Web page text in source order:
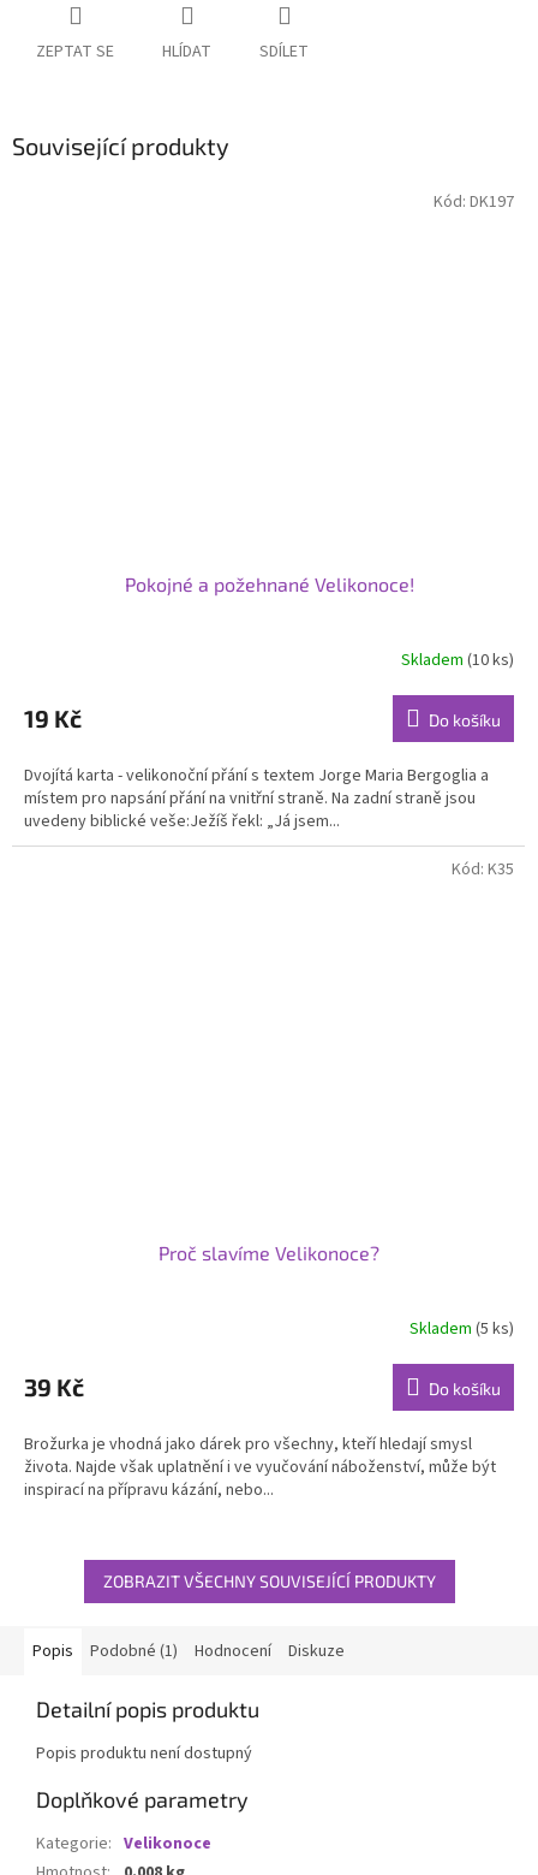
ZEPTAT SE HLÍDAT SDÍLET
Související produkty
Pokojné a požehnané Velikonoce!
produktu
je
z
5
hvězdiček.
Skladem(10 ks)
19 Kč Do košíku
Dvojítá karta - velikonoční přání s textem Jorge Maria Bergoglia a
místem pro napsání přání na vnitřní straně. Na zadní straně jsou
uvedeny biblické veše:Ježíš řekl: „Já jsem...
Kód: DK197
Proč slavíme Velikonoce?
produktu
je
z
5
hvězdiček.
Skladem(5 ks)
39 Kč Do košíku
Brožurka je vhodná jako dárek pro všechny, kteří hledají smysl
života. Najde však uplatnění i ve vyučování náboženství, může být
inspirací na přípravu kázání, nebo...
Kód: K35
ZOBRAZIT VŠECHNY SOUVISEJÍCÍ PRODUKTY
Popis Podobné (1) Hodnocení Diskuze
Detailní popis produktu
Popis produktu není dostupný
Doplňkové parametry
Kategorie: Velikonoce